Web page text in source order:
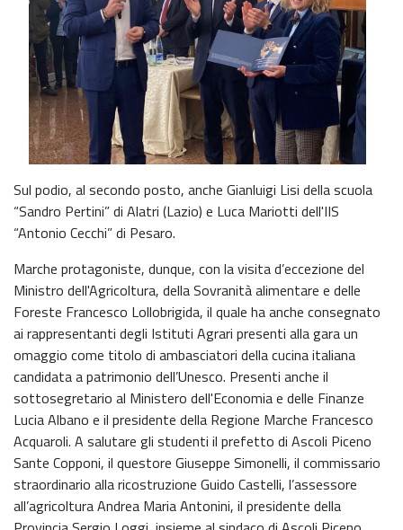
Sul podio, al secondo posto, anche Gianluigi Lisi della scuola
“Sandro Pertini” di Alatri (Lazio) e Luca Mariotti dell'IIS
“Antonio Cecchi” di Pesaro.
Marche protagoniste, dunque, con la visita d’eccezione del
Ministro dell'Agricoltura, della Sovranità alimentare e delle
Foreste Francesco Lollobrigida, il quale ha anche consegnato
ai rappresentanti degli Istituti Agrari presenti alla gara un
omaggio come titolo di ambasciatori della cucina italiana
candidata a patrimonio dell’Unesco. Presenti anche il
sottosegretario al Ministero dell'Economia e delle Finanze
Lucia Albano e il presidente della Regione Marche Francesco
Acquaroli. A salutare gli studenti il prefetto di Ascoli Piceno
Sante Copponi, il questore Giuseppe Simonelli, il commissario
straordinario alla ricostruzione Guido Castelli, l’assessore
all’agricoltura Andrea Maria Antonini, il presidente della